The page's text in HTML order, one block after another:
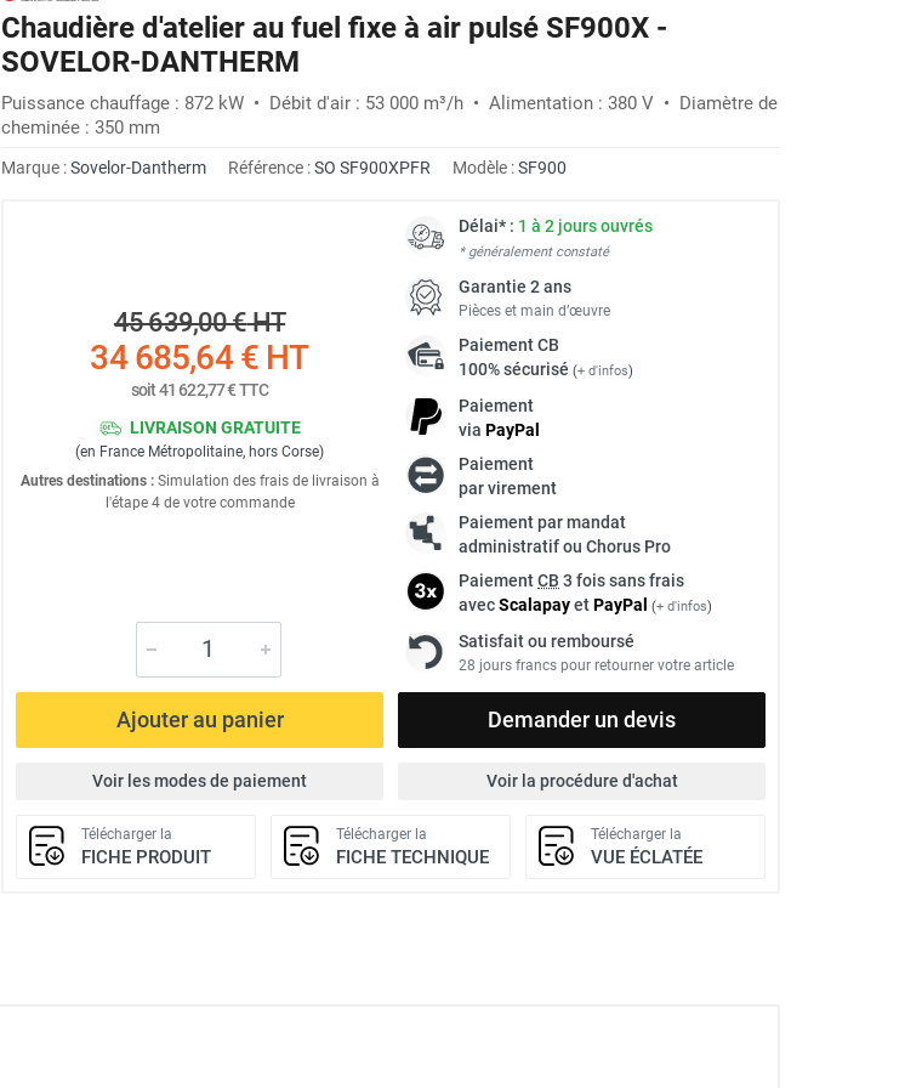
-24%
Chaudière d'atelier au fuel fixe à air pulsé SF900X -
SOVELOR-DANTHERM
Puissance chauffage : 872 kW • Débit d'air : 53 000 m³/h • Alimentation : 380 V • Diamètre de
cheminée : 350 mm
Marque :Sovelor-Dantherm Référence :SO SF900XPFR Modèle :SF900
45 639,00 €HT
34 685,64 € HT
soit41 622,77 €TTC
LIVRAISON GRATUITE
(en France Métropolitaine, hors Corse)
Autres destinations :Simulation des frais de livraison à
l'étape 4 de votre commande
Délai* : 1 à 2 jours ouvrés
* généralement constaté
Garantie 2 ans
Pièces et main d’œuvre
PaiementCB
100% sécurisé (+ d'infos)
Paiement
via PayPal
Paiement
par virement
Paiement par mandat
administratif ou Chorus Pro
PaiementCB 3 fois sans frais
avecScalapayetPayPal (+ d'infos)
Satisfait ou remboursé
28 jours francs pour retourner votre article
Ajouter au panier Demander un devis
Voir les modes de paiement Voir la procédure d'achat
Télécharger la
FICHE PRODUIT
Télécharger la
FICHE TECHNIQUE
Télécharger la
VUE ÉCLATÉE